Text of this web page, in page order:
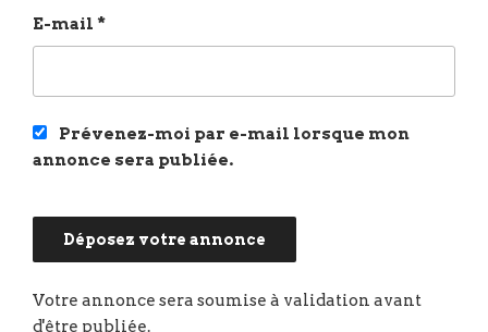
E-mail *
Prévenez-moi par e-mail lorsque mon
annonce sera publiée.